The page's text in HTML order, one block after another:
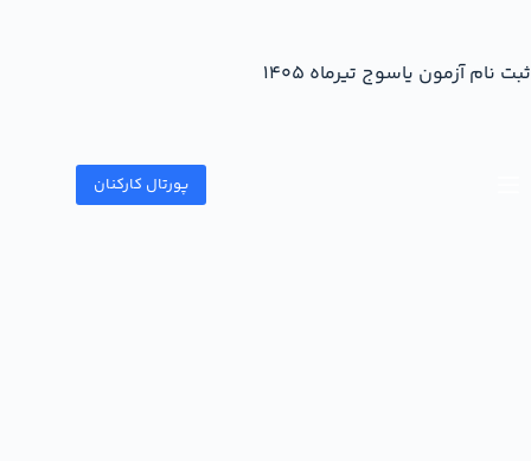
پورتال کارکنان
ثبت نام آزمون یاسوج تیرماه ۱۴۰۵